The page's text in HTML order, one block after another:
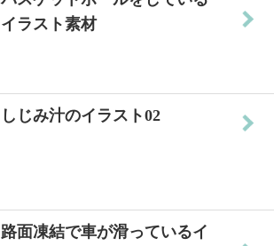
イラスト素材
しじみ汁のイラスト02
路面凍結で車が滑っているイ